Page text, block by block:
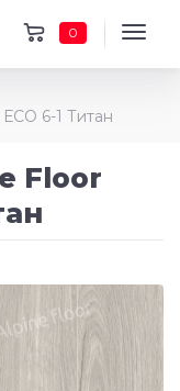
0
6-1 Титан
Floor